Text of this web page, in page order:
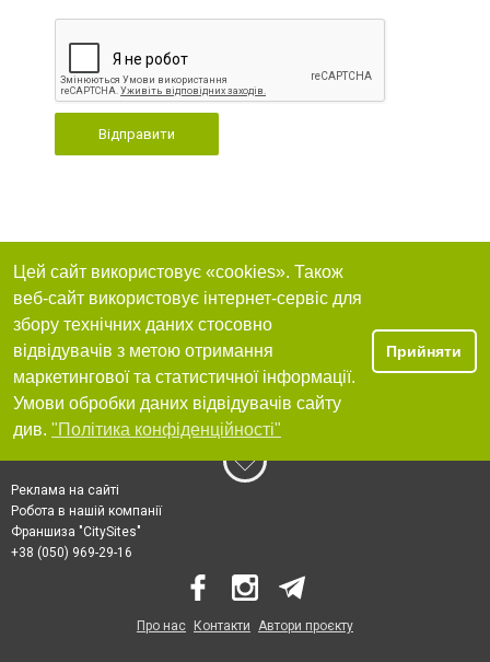
Відправити
Цей сайт використовує «cookies». Також
веб-сайт використовує інтернет-сервіс для
збору технічних даних стосовно
відвідувачів з метою отримання
маркетингової та статистичної інформації.
Умови обробки даних відвідувачів сайту
див. "Політика конфіденційності"
Прийняти
Реклама на сайті
Робота в нашій компанії
Франшиза "CitySites"
+38 (050) 969-29-16
Про нас Контакти Автори проєкту